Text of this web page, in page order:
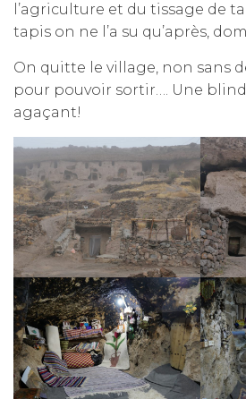
l’agriculture et du tissage de
tapis on ne l’a su qu’après,
On quitte le village, non sans
pour pouvoir sortir…. Une
agaçant!